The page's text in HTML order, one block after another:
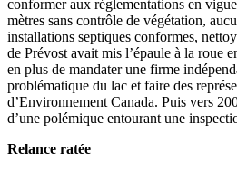
conformer aux réglementations en
mètres sans contrôle de végétation,
installations septiques conformes,
de Prévost avait mis l’épaule à la roue
en plus de mandater une firme
problématique du lac et faire des
d’Environnement Canada. Puis vers
d’une polémique entourant une
Relance ratée